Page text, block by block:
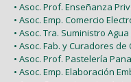
• Asoc. Prof. Enseñanza
• Asoc. Emp. Comercio
• Asoc. Tra. Suministro
• Asoc. Fab. y Curadores
• Asoc. Prof. Pastelería
• Asoc. Emp. Elaboración